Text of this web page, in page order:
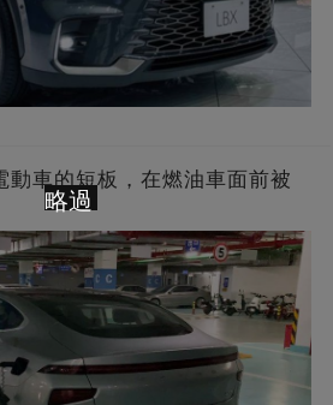
動車的短板，在燃油車面前被
略過